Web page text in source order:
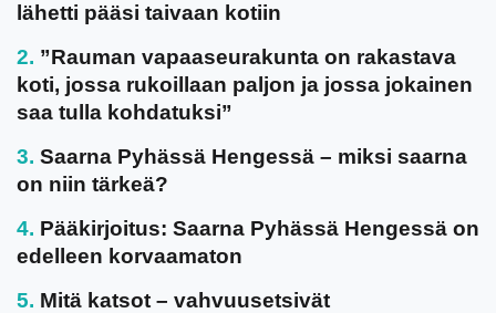
lähetti pääsi taivaan kotiin
”Rauman vapaaseurakunta on rakastava
koti, jossa rukoillaan paljon ja jossa jokainen
saa tulla kohdatuksi”
Saarna Pyhässä Hengessä – miksi saarna
on niin tärkeä?
Pääkirjoitus: Saarna Pyhässä Hengessä on
edelleen korvaamaton
Mitä katsot – vahvuusetsivät